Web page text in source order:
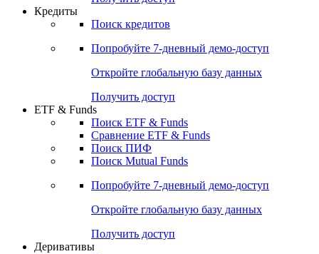
Кредиты
Поиск кредитов
Попробуйте 7-дневный демо-доступ
Откройте глобальную базу данных
Получить доступ
ETF & Funds
Поиск ETF & Funds
Сравнение ETF & Funds
Поиск ПИФ
Поиск Mutual Funds
Попробуйте 7-дневный демо-доступ
Откройте глобальную базу данных
Получить доступ
Деривативы